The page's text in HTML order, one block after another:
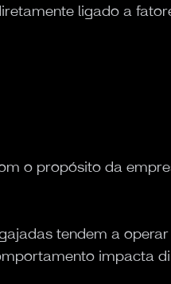
ligado a
o propósito da
tendem a
impacta